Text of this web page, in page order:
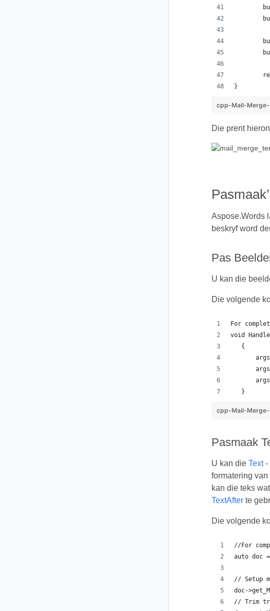
}
cpp-Mail-Merge-
Die prent
Aspose.Words
beskryf word
Pas
U kan die
Die volgende
For
void
   {
   }
cpp-Mail-Merge-
Pasmaak
U kan die Text-
formatering
kan die teks
TextAfterte
Die volgende
//For
auto doc
// Setup
doc-
// Trim